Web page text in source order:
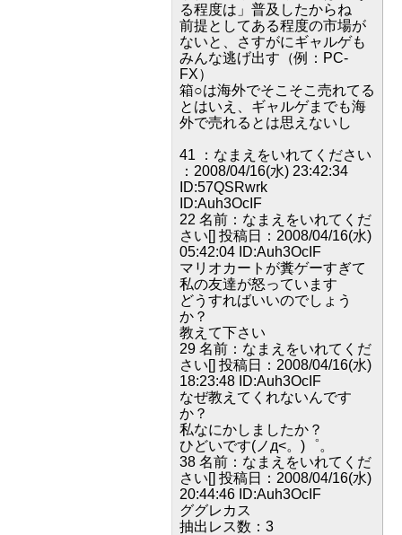
る程度は」普及したからね
前提としてある程度の市場が
ないと、さすがにギャルゲも
みんな逃げ出す（例：PC-
FX）
箱○は海外でそこそこ売れてる
とはいえ、ギャルゲまでも海
外で売れるとは思えないし
41 ：なまえをいれてください
：2008/04/16(水) 23:42:34
ID:57QSRwrk
ID:Auh3OcIF
22 名前：なまえをいれてくだ
さい[] 投稿日：2008/04/16(水)
05:42:04 ID:Auh3OcIF
マリオカートが糞ゲーすぎて
私の友達が怒っています
どうすればいいのでしょう
か？
教えて下さい
29 名前：なまえをいれてくだ
さい[] 投稿日：2008/04/16(水)
18:23:48 ID:Auh3OcIF
なぜ教えてくれないんです
か？
私なにかしましたか？
ひどいです(ノд<。)゜。
38 名前：なまえをいれてくだ
さい[] 投稿日：2008/04/16(水)
20:44:46 ID:Auh3OcIF
ググレカス
抽出レス数：3